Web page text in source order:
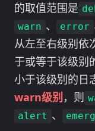
的取值范围是
warn 、 error
从左至右级别依
于或等于该级别
小于该级别的日
warn级别 ，则
alert 、 emerg